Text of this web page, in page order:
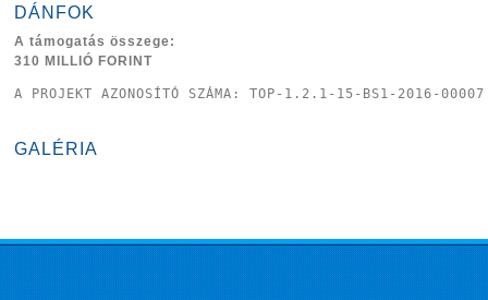
DÁNFOK
A támogatás összege:
310 MILLIÓ FORINT
A PROJEKT AZONOSÍTÓ SZÁMA: TOP-1.2.1-15-BS1-2016-00007
GALÉRIA